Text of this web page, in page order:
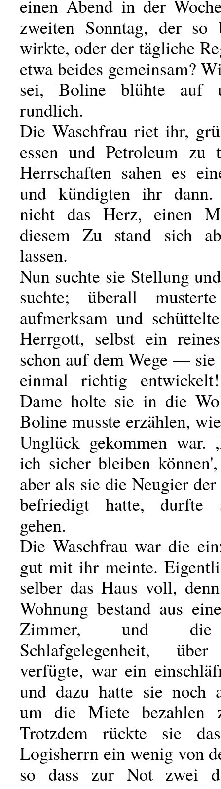
einen Abend in der
zweiten Sonntag, der so
wirkte, oder der tägliche
etwa beides gemeinsam?
sei, Boline blühte auf
rundlich.
Die Waschfrau riet ihr,
essen und Petroleum zu
Herrschaften sahen es
und kündigten ihr dann.
nicht das Herz, einen
diesem Zu stand sich
lassen.
Nun suchte sie Stellung
suchte; überall
aufmerksam und
Herrgott, selbst ein
schon auf dem Wege —
einmal richtig
Dame holte sie in die
Boline musste erzählen,
Unglück gekommen war.
ich sicher bleiben
aber als sie die Neugier
befriedigt hatte, durfte
gehen.
Die Waschfrau war die
gut mit ihr meinte.
selber das Haus voll,
Wohnung bestand aus
Zimmer, und die
Schlafgelegenheit,
verfügte, war ein
und dazu hatte sie noch
um die Miete bezahlen
Trotzdem rückte sie
Logisherrn ein wenig von
so dass zur Not zwei